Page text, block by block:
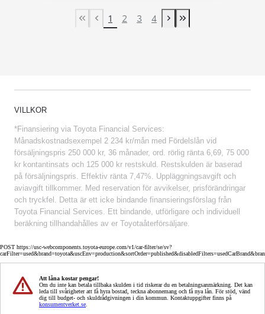
First Page
Previous page
1 2 3 4
Next page
Last Page
VILLKOR
*Finansiering via Toyota Financial Services:
Månadskostnadsexempel 2 234 kr/mån med Fördelslån vid
försäljningspris 250 000 kr, 36 månader, ord. rörlig ränta 6,69, 75 000
kr kontantinsats och 125 000 kr restskuld. Restskulden är baserad
på försäljningspris. Effektiv ränta 7,47%. Uppläggningsavgift och
aviavgift tillkommer. Med reservation för avvikelser, prisförändringar
och tryckfel. Detta är ett icke bindande finansieringsförslag från
Toyota Financial Services. Ett bindande, utförligare och individuell
beräkning tillhandahålles av er Toyotaåterförsäljare.
POST https://usc-webcomponents.toyota-europe.com/v1/car-filter/se/sv?
Att låna kostar pengar!
Om du inte kan betala tillbaka skulden i tid riskerar du en betalningsanmärkning. Det kan
leda till svårigheter att få hyra bostad, teckna abonnemang och få nya lån. För stöd, vänd
dig till budget- och skuldrådgivningen i din kommun. Kontaktuppgifter finns på
konsumentverket.se